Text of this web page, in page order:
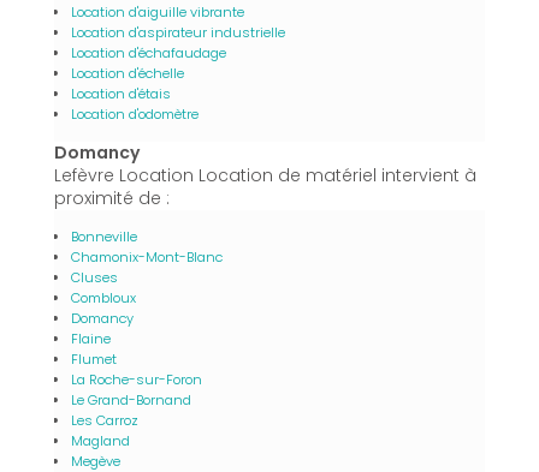
Location d'aiguille vibrante
Location d'aspirateur industrielle
Location d'échafaudage
Location d'échelle
Location d'étais
Location d'odomètre
Domancy
Lefèvre Location Location de matériel intervient à
proximité de :
Bonneville
Chamonix-Mont-Blanc
Cluses
Combloux
Domancy
Flaine
Flumet
La Roche-sur-Foron
Le Grand-Bornand
Les Carroz
Magland
Megève